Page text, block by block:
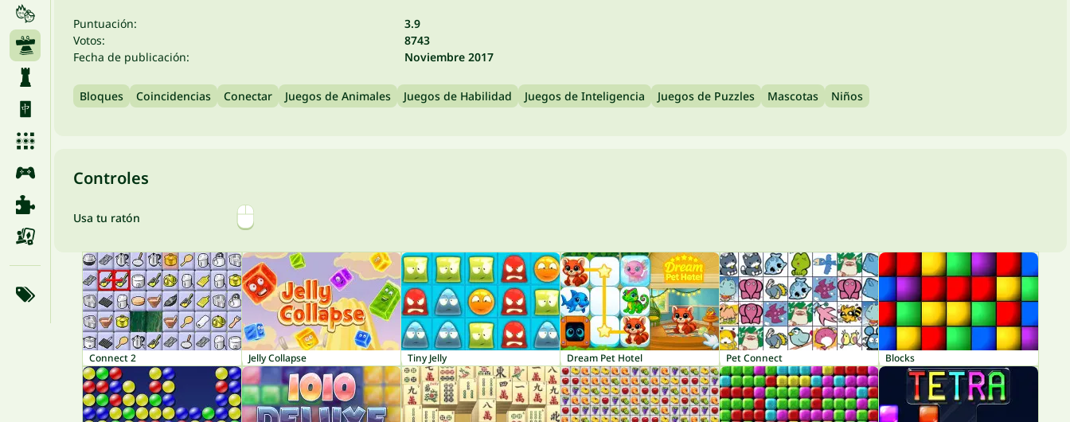
Puntuación:
3.9
Votos:
8743
Fecha de publicación:
Noviembre 2017
Bloques Coincidencias Conectar Juegos de Animales Juegos de Habilidad Juegos de Inteligencia Juegos de Puzzles Mascotas Niños
Controles
Usa tu ratón
Connect 2 Jelly Collapse Tiny Jelly Dream Pet Hotel Pet Connect Blocks